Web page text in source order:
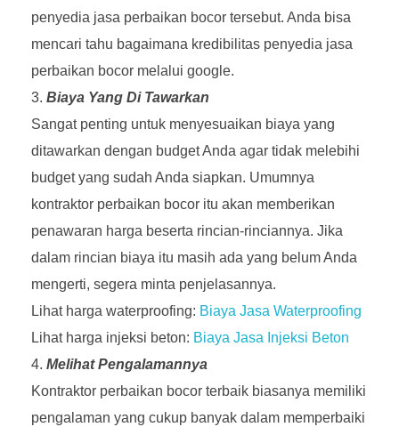
penyedia jasa perbaikan bocor tersebut. Anda bisa
mencari tahu bagaimana kredibilitas penyedia jasa
perbaikan bocor melalui google.
Biaya Yang Di Tawarkan
Sangat penting untuk menyesuaikan biaya yang
ditawarkan dengan budget Anda agar tidak melebihi
budget yang sudah Anda siapkan. Umumnya
kontraktor perbaikan bocor itu akan memberikan
penawaran harga beserta rincian-rinciannya. Jika
dalam rincian biaya itu masih ada yang belum Anda
mengerti, segera minta penjelasannya.
Lihat harga waterproofing: Biaya Jasa Waterproofing
Lihat harga injeksi beton: Biaya Jasa Injeksi Beton
Melihat Pengalamannya
Kontraktor perbaikan bocor terbaik biasanya memiliki
pengalaman yang cukup banyak dalam memperbaiki